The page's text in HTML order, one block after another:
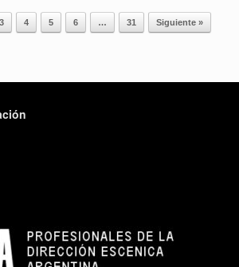
artículos
3 4 5 6 … 31 Siguiente »